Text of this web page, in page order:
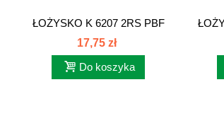
ŁOŻYSKO K 6207 2RS PBF
K6207
17,75 zł
Do koszyka